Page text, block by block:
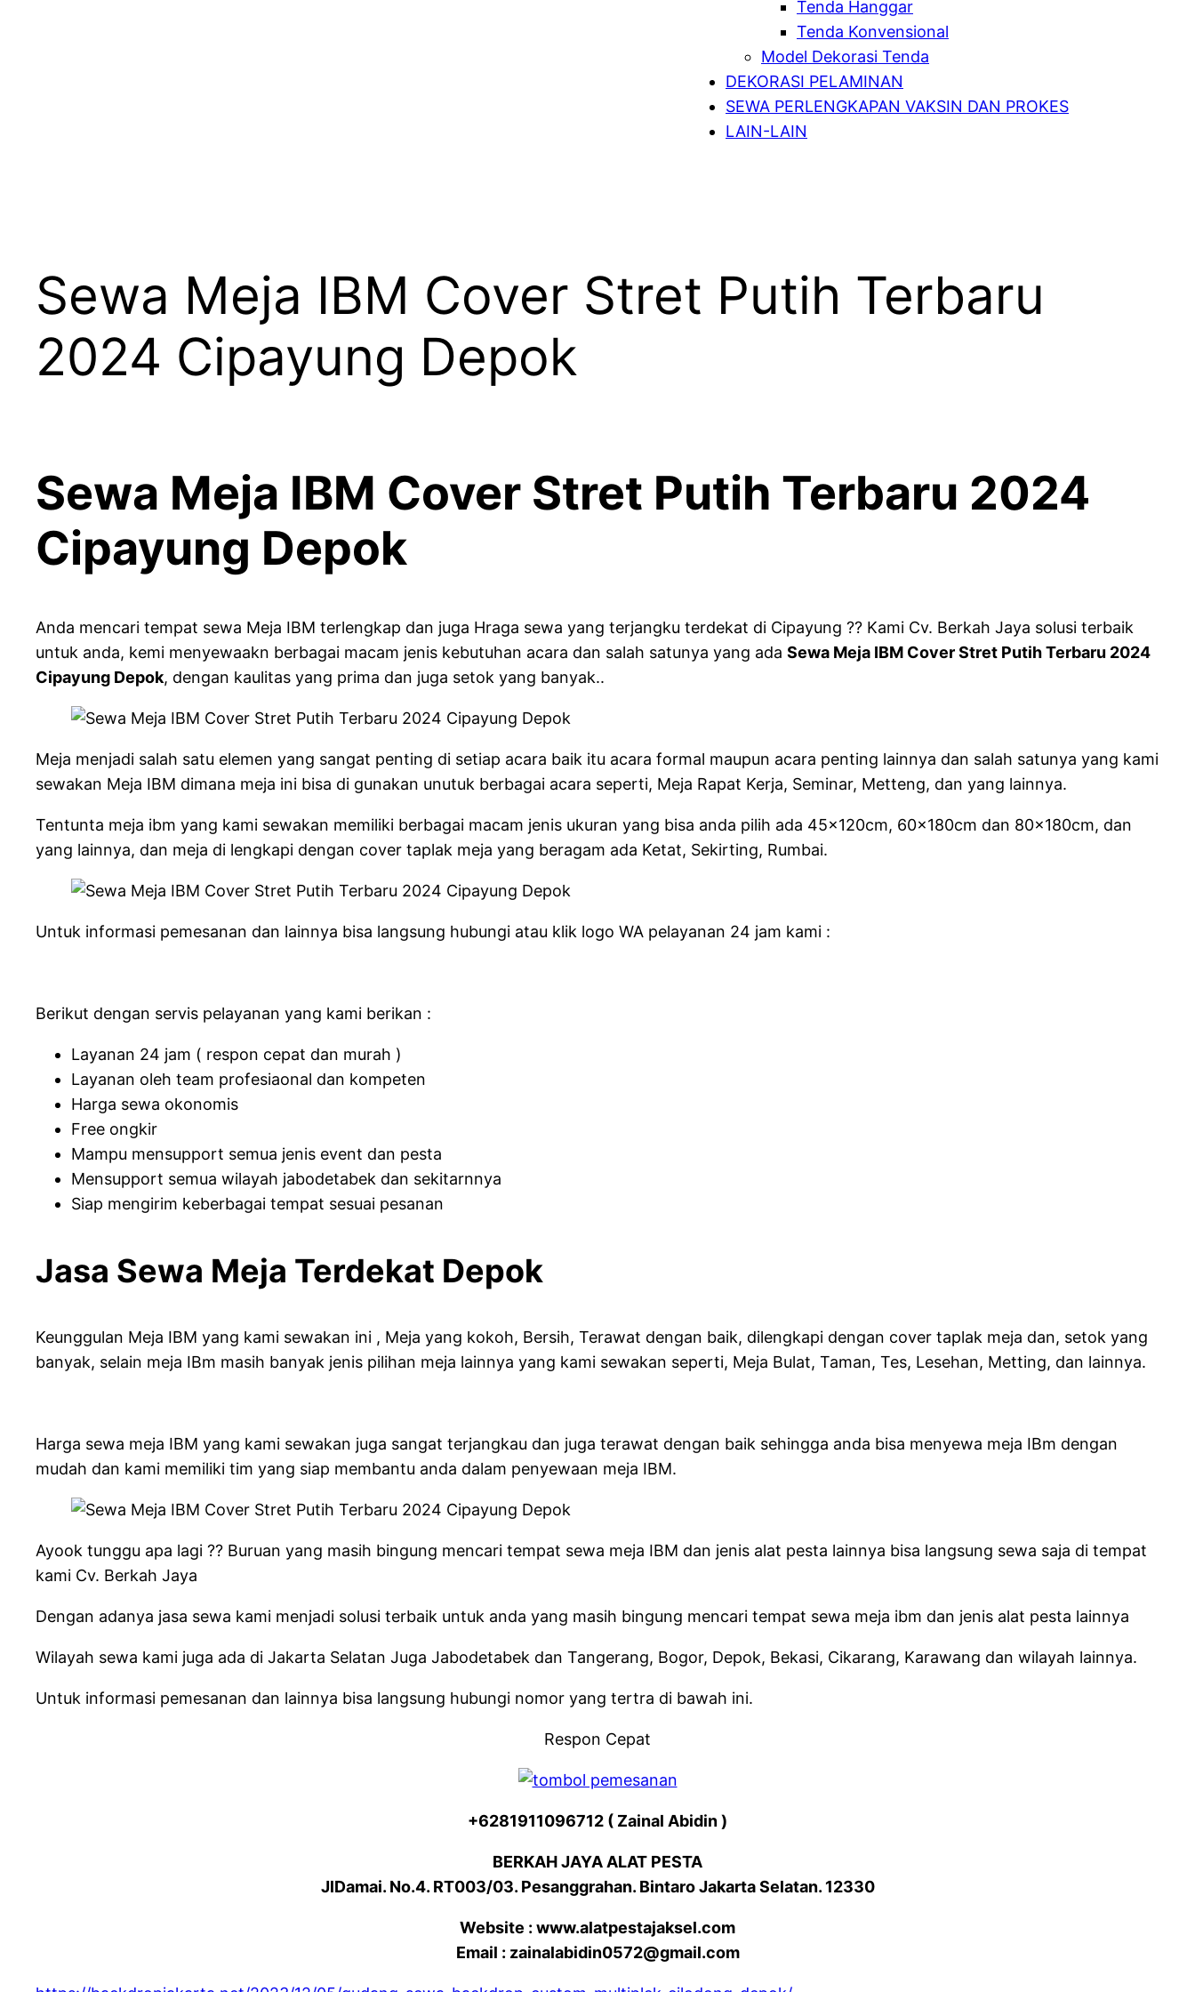
Tenda Hanggar
Tenda Konvensional
Model Dekorasi Tenda
DEKORASI PELAMINAN
SEWA PERLENGKAPAN VAKSIN DAN PROKES
LAIN-LAIN
Sewa Meja IBM Cover Stret Putih Terbaru
2024 Cipayung Depok
Sewa Meja IBM Cover Stret Putih Terbaru 2024
Cipayung Depok
Anda mencari tempat sewa Meja IBM terlengkap dan juga Hraga sewa yang terjangku terdekat di Cipayung ?? Kami Cv. Berkah Jaya solusi terbaik
untuk anda, kemi menyewaakn berbagai macam jenis kebutuhan acara dan salah satunya yang ada Sewa Meja IBM Cover Stret Putih Terbaru 2024
Cipayung Depok, dengan kaulitas yang prima dan juga setok yang banyak..
Meja menjadi salah satu elemen yang sangat penting di setiap acara baik itu acara formal maupun acara penting lainnya dan salah satunya yang kami
sewakan Meja IBM dimana meja ini bisa di gunakan unutuk berbagai acara seperti, Meja Rapat Kerja, Seminar, Metteng, dan yang lainnya.
Tentunta meja ibm yang kami sewakan memiliki berbagai macam jenis ukuran yang bisa anda pilih ada 45x120cm, 60x180cm dan 80x180cm, dan
yang lainnya, dan meja di lengkapi dengan cover taplak meja yang beragam ada Ketat, Sekirting, Rumbai.
Untuk informasi pemesanan dan lainnya bisa langsung hubungi atau klik logo WA pelayanan 24 jam kami :
Berikut dengan servis pelayanan yang kami berikan :
Layanan 24 jam ( respon cepat dan murah )
Layanan oleh team profesiaonal dan kompeten
Harga sewa okonomis
Free ongkir
Mampu mensupport semua jenis event dan pesta
Mensupport semua wilayah jabodetabek dan sekitarnnya
Siap mengirim keberbagai tempat sesuai pesanan
Jasa Sewa Meja Terdekat Depok
Keunggulan Meja IBM yang kami sewakan ini , Meja yang kokoh, Bersih, Terawat dengan baik, dilengkapi dengan cover taplak meja dan, setok yang
banyak, selain meja IBm masih banyak jenis pilihan meja lainnya yang kami sewakan seperti, Meja Bulat, Taman, Tes, Lesehan, Metting, dan lainnya.
Harga sewa meja IBM yang kami sewakan juga sangat terjangkau dan juga terawat dengan baik sehingga anda bisa menyewa meja IBm dengan
mudah dan kami memiliki tim yang siap membantu anda dalam penyewaan meja IBM.
Ayook tunggu apa lagi ?? Buruan yang masih bingung mencari tempat sewa meja IBM dan jenis alat pesta lainnya bisa langsung sewa saja di tempat
kami Cv. Berkah Jaya
Dengan adanya jasa sewa kami menjadi solusi terbaik untuk anda yang masih bingung mencari tempat sewa meja ibm dan jenis alat pesta lainnya
Wilayah sewa kami juga ada di Jakarta Selatan Juga Jabodetabek dan Tangerang, Bogor, Depok, Bekasi, Cikarang, Karawang dan wilayah lainnya.
Untuk informasi pemesanan dan lainnya bisa langsung hubungi nomor yang tertra di bawah ini.
Respon Cepat
+6281911096712 ( Zainal Abidin )
BERKAH JAYA ALAT PESTA
JlDamai. No.4. RT003/03. Pesanggrahan. Bintaro Jakarta Selatan. 12330
Website : www.alatpestajaksel.com
Email : zainalabidin0572@gmail.com